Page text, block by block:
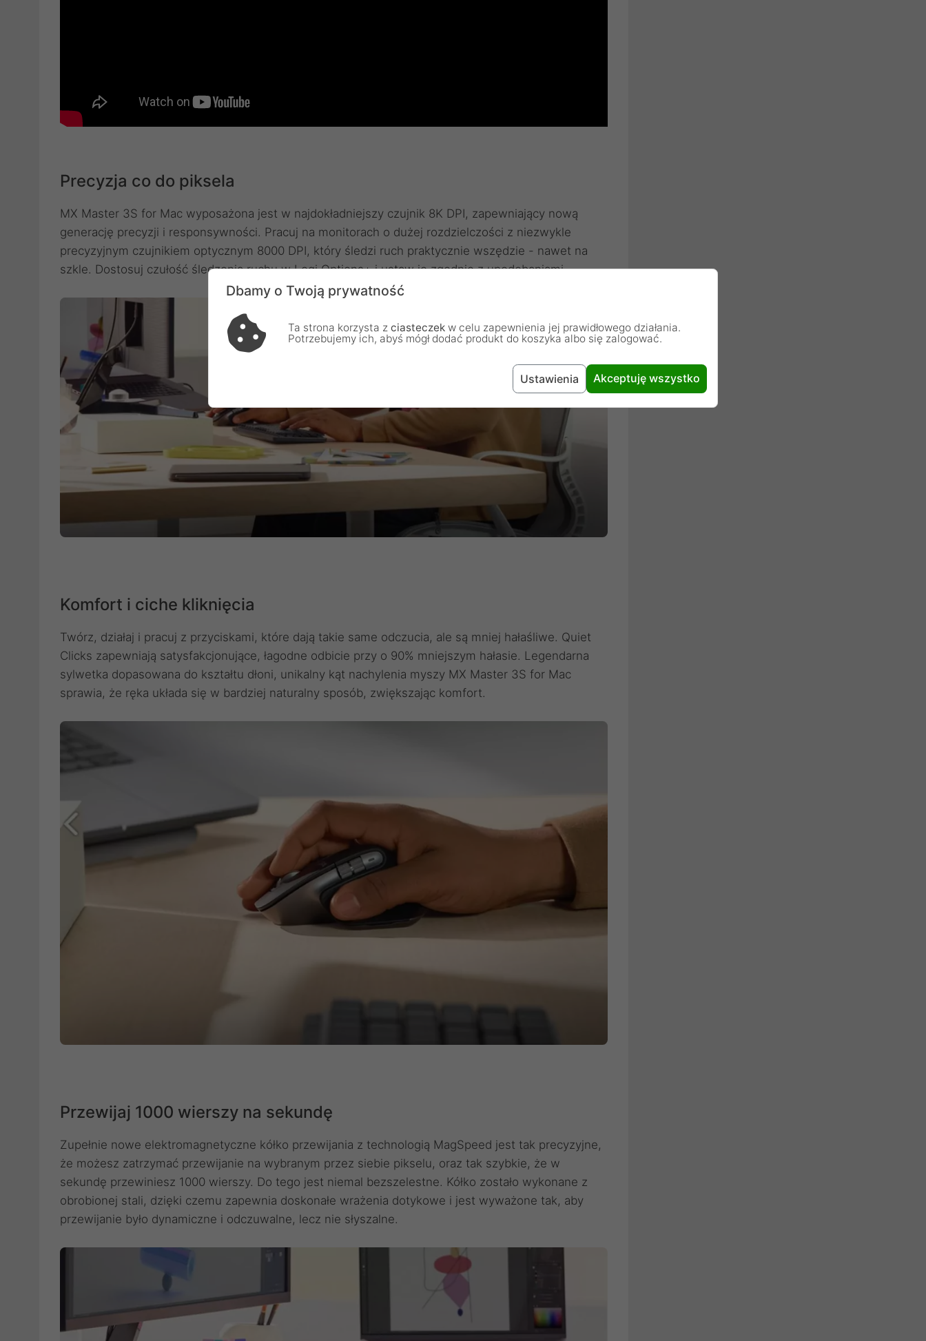
Precyzja co do piksela
MX Master 3S for Mac wyposażona jest w najdokładniejszy czujnik 8K DPI, zapewniający nową
generację precyzji i responsywności. Pracuj na monitorach o dużej rozdzielczości z niezwykle
precyzyjnym czujnikiem optycznym 8000 DPI, który śledzi ruch praktycznie wszędzie - nawet na
szkle. Dostosuj czułość śledzenia ruchu w Logi Options+ i ustaw je zgodnie z upodobaniami.
Komfort i ciche kliknięcia
Twórz, działaj i pracuj z przyciskami, które dają takie same odczucia, ale są mniej hałaśliwe. Quiet
Clicks zapewniają satysfakcjonujące, łagodne odbicie przy o 90% mniejszym hałasie. Legendarna
sylwetka dopasowana do kształtu dłoni, unikalny kąt nachylenia myszy MX Master 3S for Mac
sprawia, że ręka układa się w bardziej naturalny sposób, zwiększając komfort.
Przewijaj 1000 wierszy na sekundę
Zupełnie nowe elektromagnetyczne kółko przewijania z technologią MagSpeed jest tak precyzyjne,
że możesz zatrzymać przewijanie na wybranym przez siebie pikselu, oraz tak szybkie, że w
sekundę przewiniesz 1000 wierszy. Do tego jest niemal bezszelestne. Kółko zostało wykonane z
obrobionej stali, dzięki czemu zapewnia doskonałe wrażenia dotykowe i jest wyważone tak, aby
przewijanie było dynamiczne i odczuwalne, lecz nie słyszalne.
Dbamy o Twoją prywatność
Ta strona korzysta z ciasteczek w celu zapewnienia jej prawidłowego działania.
Potrzebujemy ich, abyś mógł dodać produkt do koszyka albo się zalogować.
Ustawienia Akceptuję wszystko